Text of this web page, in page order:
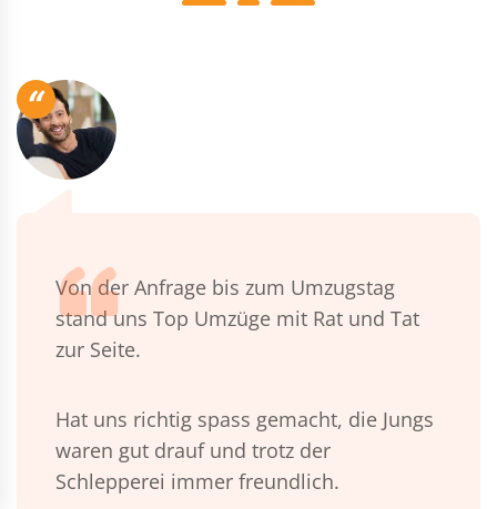
“
Von der Anfrage bis zum Umzugstag
stand uns Top Umzüge mit Rat und Tat
zur Seite.
Hat uns richtig spass gemacht, die Jungs
waren gut drauf und trotz der
Schlepperei immer freundlich.